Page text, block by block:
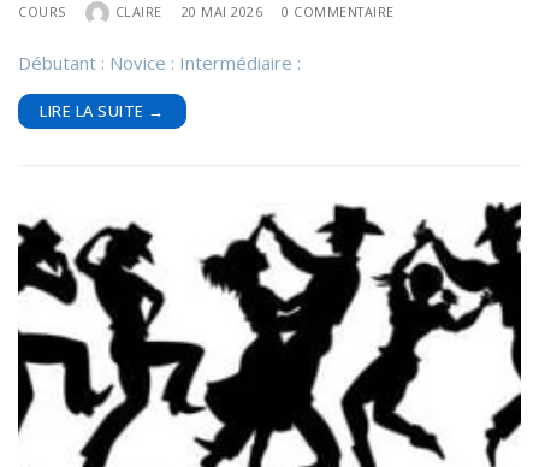
COURS CLAIRE 20 MAI 2026 0 COMMENTAIRE
Débutant : Novice : Intermédiaire :
LIRE LA SUITE →